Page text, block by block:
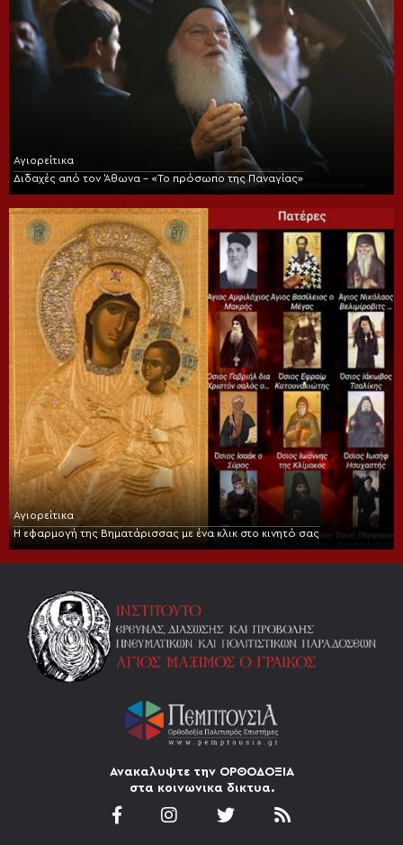
Αγιορείτικα
Διδαχές από τον Άθωνα – «Το πρόσωπο της Παναγίας»
Αγιορείτικα
Η εφαρμογή της Βηματάρισσας με ένα κλικ στο κινητό σας
Ανακαλυψτε την ΟΡΘΟΔΟΞΙΑ
στα κοινωνικα δικτυα.